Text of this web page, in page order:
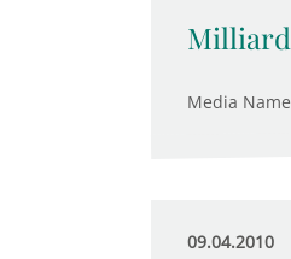
Media
09.04.2010